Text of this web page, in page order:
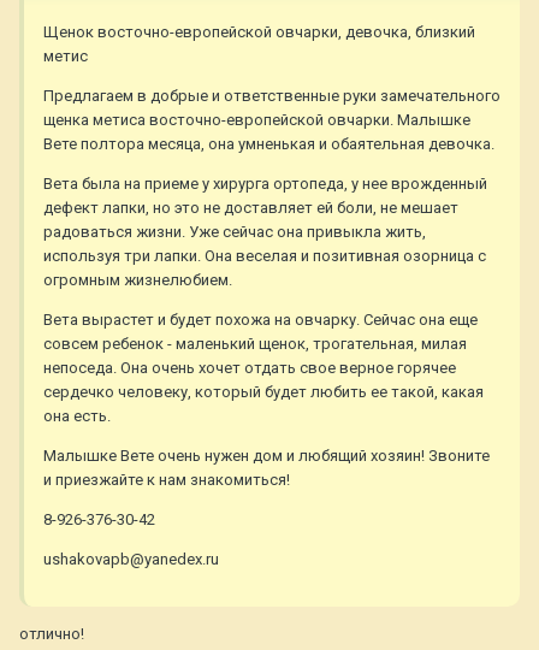
Щенок восточно-европейской овчарки, девочка, близкий
метис
Предлагаем в добрые и ответственные руки замечательного
щенка метиса восточно-европейской овчарки. Малышке
Вете полтора месяца, она умненькая и обаятельная девочка.
Вета была на приеме у хирурга ортопеда, у нее врожденный
дефект лапки, но это не доставляет ей боли, не мешает
радоваться жизни. Уже сейчас она привыкла жить,
используя три лапки. Она веселая и позитивная озорница с
огромным жизнелюбием.
Вета вырастет и будет похожа на овчарку. Сейчас она еще
совсем ребенок - маленький щенок, трогательная, милая
непоседа. Она очень хочет отдать свое верное горячее
сердечко человеку, который будет любить ее такой, какая
она есть.
Малышке Вете очень нужен дом и любящий хозяин! Звоните
и приезжайте к нам знакомиться!
8-926-376-30-42
ushakovapb@yanedex.ru
отлично!